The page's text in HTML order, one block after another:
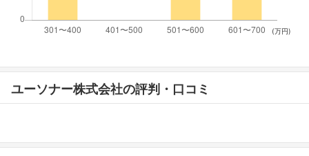
(万円)
ユーソナー株式会社の評判・口コミ